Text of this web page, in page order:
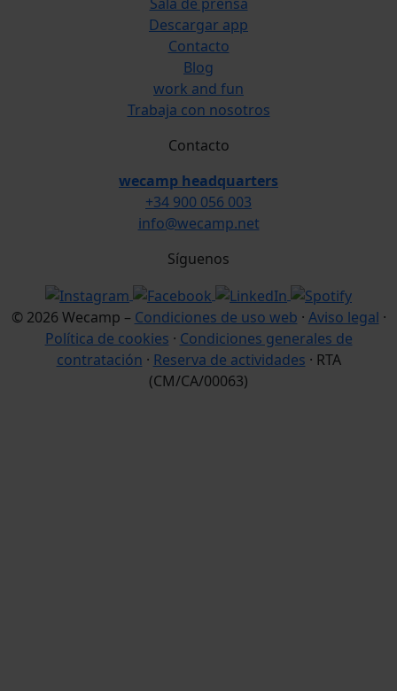
Descargar app
Contacto
Blog
work and fun
Trabaja con nosotros
Contacto
wecamp headquarters
+34 900 056 003
info@wecamp.net
Síguenos
© 2026 Wecamp – Condiciones de uso web · Aviso legal ·
Política de cookies · Condiciones generales de
contratación · Reserva de actividades · RTA
(CM/CA/00063)